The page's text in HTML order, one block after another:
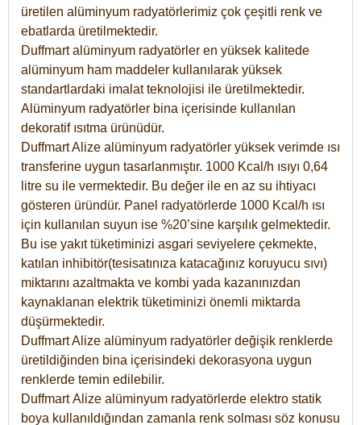
üretilen alüminyum radyatörlerimiz çok çeşitli renk ve
ebatlarda üretilmektedir.
Duffmart alüminyum radyatörler en yüksek kalitede
alüminyum ham maddeler kullanılarak yüksek
standartlardaki imalat teknolojisi ile üretilmektedir.
Alüminyum radyatörler bina içerisinde kullanılan
dekoratif ısıtma ürünüdür.
Duffmart Alize alüminyum radyatörler yüksek verimde ısı
transferine uygun tasarlanmıştır. 1000 Kcal/h ısıyı 0,64
litre su ile vermektedir. Bu değer ile en az su ihtiyacı
gösteren üründür. Panel radyatörlerde 1000 Kcal/h ısı
için kullanılan suyun ise %20’sine karşılık gelmektedir.
Bu ise yakıt tüketiminizi asgari seviyelere çekmekte,
katılan inhibitör(tesisatınıza katacağınız koruyucu sıvı)
miktarını azaltmakta ve kombi yada kazanınızdan
kaynaklanan elektrik tüketiminizi önemli miktarda
düşürmektedir.
Duffmart Alize alüminyum radyatörler değişik renklerde
üretildiğinden bina içerisindeki dekorasyona uygun
renklerde temin edilebilir.
DuffmartAlize alüminyum radyatörlerde elektro statik
boya kullanıldığından zamanla renk solması söz konusu